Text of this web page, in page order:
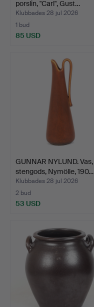
porslin, "Carl", Gust…
Klubbades 28 jul 2026
1 bud
85 USD
GUNNAR NYLUND. Vas,
stengods, Nymölle, 190…
Klubbades 28 jul 2026
2 bud
53 USD